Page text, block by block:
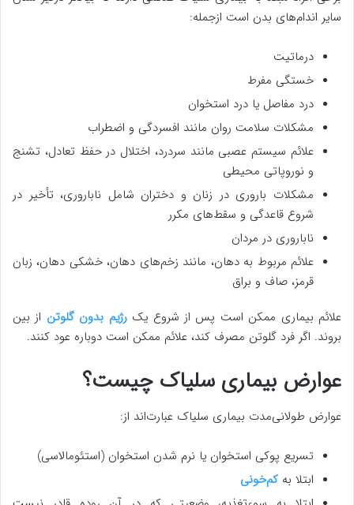
سایر اندام‌های بدن است ازجمله:
درماتیت
خستگی مفرط
درد مفاصل یا درد استخوان
مشکلات سلامت روان مانند افسردگی و اضطراب
علائم سیستم عصبی مانند سردرد، اختلال در حفظ تعادل، تشنج
و نوروپاتی محیطی
مشکلات باروری در زنان و دختران شامل ناباروری، تأخیر در
شروع قاعدگی و سقط‌های مکرر
ناباروری در مردان
علائم مربوط به دهان، مانند زخم‌های دهان، خشکی دهان، زبان
قرمز، صاف و براق
علائم بیماری ممکن است پس از شروع یکرژیم بدون گلوتن از بین
بروند. اگر فرد گلوتن مصرف کند، علائم ممکن است دوباره عود کنند.
عوارض بیماری سلیاک چیست؟
عوارض طولانی‌مدت بیماری سلیاک عبارت‌اند از:
تسریع پوکی استخوان یا نرم شدن استخوان (استئومالاسی)
ابتلا به کم‌خونی